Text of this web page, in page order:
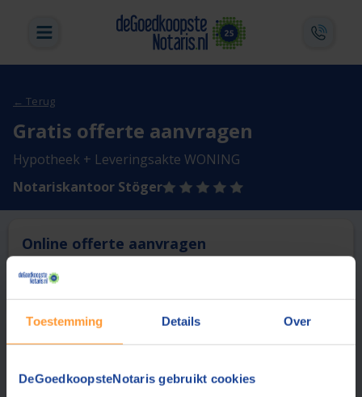
Toestemming Details Over
DeGoedkoopsteNotaris gebruikt cookies
← Terug
Gratis offerte aanvragen
Hypotheek + Leveringsakte WONING
Notariskantoor Stöger
Online offerte aanvragen
Deze notaris biedt momenteel niet de mogelijkheid online
1 Vergelijk en bespaar
Vraag een offerte aan bij een andere notaris in de buurt